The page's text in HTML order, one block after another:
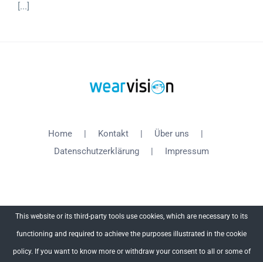
[...]
Home Kontakt
Über uns
Datenschutzerklärung
Impressum
This website or its third-party tools use cookies, which are necessary to its
functioning and required to achieve the purposes illustrated in the cookie
policy. If you want to know more or withdraw your consent to all or some of